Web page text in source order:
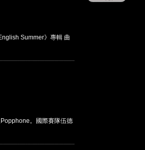
Summer》專輯 曲
。國際賽隊伍德